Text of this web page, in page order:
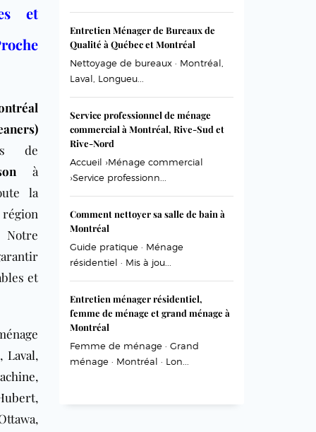
et
de
à
la
et
, Laval,
,
,
Entretien Ménager de Bureaux de
Qualité à Québec et Montréal
Nettoyage de bureaux · Montréal,
Laval, Longueu...
Service professionnel de ménage
commercial à Montréal, Rive-Sud et
Rive-Nord
Accueil ›Ménage commercial
›Service professionn...
Comment nettoyer sa salle de bain à
Montréal
Guide pratique · Ménage
résidentiel · Mis à jou...
Entretien ménager résidentiel,
femme de ménage et grand ménage à
Montréal
Femme de ménage · Grand
ménage · Montréal · Lon...